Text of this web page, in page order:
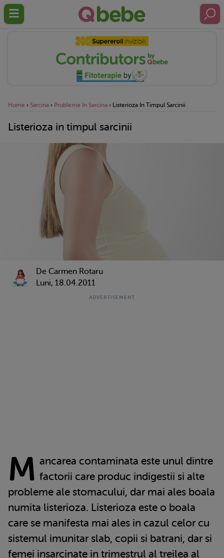
Home › Sarcina › Probleme In Sarcina › Listerioza In Timpul Sarcinii
Listerioza in timpul sarcinii
De Carmen Rotaru
Luni, 18.04.2011
M ancarea contaminata este unul dintre
factorii care produc indigestii si alte
probleme ale stomacului, dar mai ales boala
numita listerioza. Listerioza este o boala
care se manifesta mai ales in cazul celor cu
sistemul imunitar slab, copii si batrani, dar si
femei insarcinate in trimestrul al treilea al